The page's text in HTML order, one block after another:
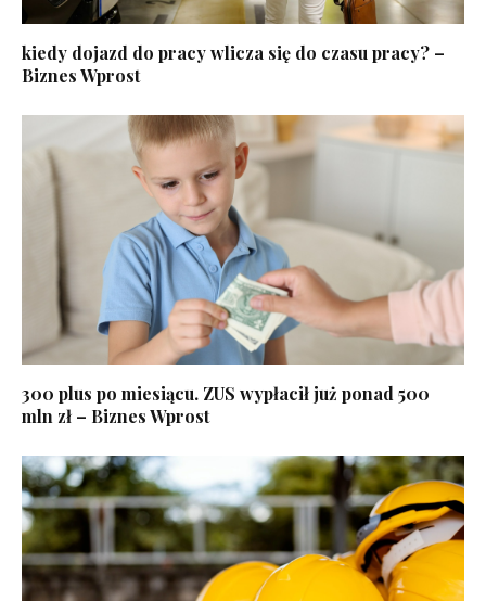
kiedy dojazd do pracy wlicza się do czasu pracy? –
Biznes Wprost
300 plus po miesiącu. ZUS wypłacił już ponad 500
mln zł – Biznes Wprost